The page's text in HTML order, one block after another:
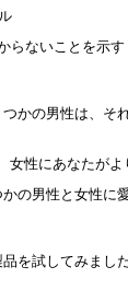
らないことを示
かの男性は、そ
女性にあなたが
の男性と女性に
を試してみまし